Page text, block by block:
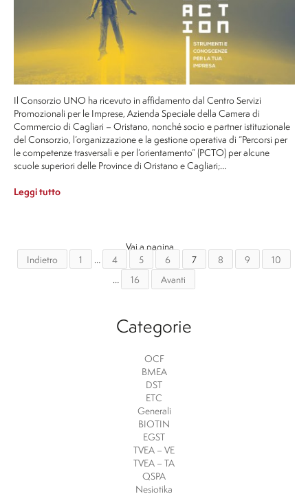
Il Consorzio UNO ha ricevuto in affidamento dal Centro Servizi
Promozionali per le Imprese, Azienda Speciale della Camera di
Commercio di Cagliari – Oristano, nonché socio e partner istituzionale
del Consorzio, l’organizzazione e la gestione operativa di “Percorsi per
le competenze trasversali e per l’orientamento” (PCTO) per alcune
scuole superiori delle Province di Oristano e Cagliari;…
Leggi tutto
Vai a pagina
Indietro
1 … 4 5 6 7 8 9
10
…
16 Avanti
Categorie
OCF
BMEA
DST
ETC
Generali
BIOTIN
EGST
TVEA – VE
TVEA – TA
QSPA
Nesiotika